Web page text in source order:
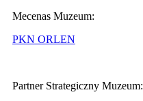
Mecenas Muzeum:
PKN ORLEN
Partner Strategiczny Muzeum: